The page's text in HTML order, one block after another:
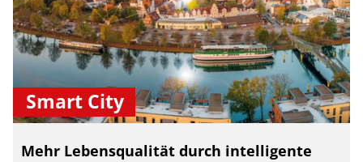
Smart City
Mehr Lebensqualität durch intelligente